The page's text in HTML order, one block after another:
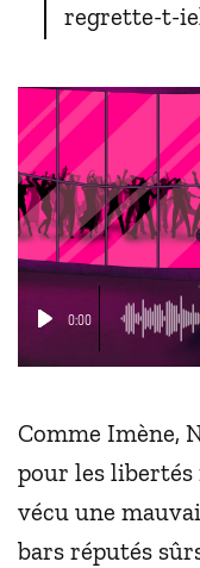
regrette-t-
0:00
Comme Imène,
pour les
vécu une
bars réputés